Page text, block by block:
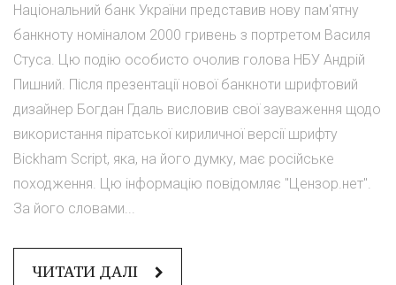
Національний банк України представив нову пам'ятну
банкноту номіналом 2000 гривень з портретом Василя
Стуса. Цю подію особисто очолив голова НБУ Андрій
Пишний. Після презентації нової банкноти шрифтовий
дизайнер Богдан Гдаль висловив свої зауваження щодо
використання піратської кириличної версії шрифту
Bickham Script, яка, на його думку, має російське
походження. Цю інформацію повідомляє "Цензор.нет".
За його словами...
ЧИТАТИ ДАЛІ